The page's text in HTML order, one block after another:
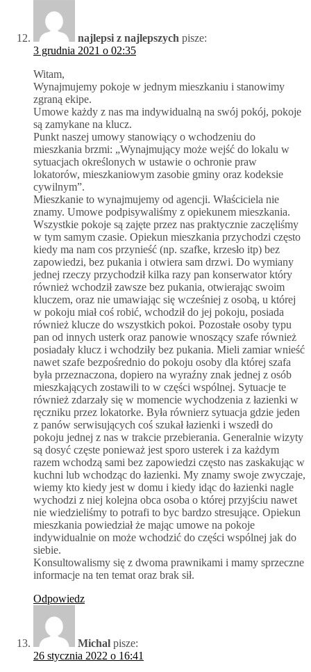
najlepsi z najlepszych pisze:
3 grudnia 2021 o 02:35
Witam,
Wynajmujemy pokoje w jednym mieszkaniu i stanowimy
zgraną ekipe.
Umowe każdy z nas ma indywidualną na swój pokój, pokoje
są zamykane na klucz.
Punkt naszej umowy stanowiący o wchodzeniu do
mieszkania brzmi: „Wynajmujący może wejść do lokalu w
sytuacjach określonych w ustawie o ochronie praw
lokatorów, mieszkaniowym zasobie gminy oraz kodeksie
cywilnym”.
Mieszkanie to wynajmujemy od agencji. Właściciela nie
znamy. Umowe podpisywaliśmy z opiekunem mieszkania.
Wszystkie pokoje są zajęte przez nas praktycznie zaczęliśmy
w tym samym czasie. Opiekun mieszkania przychodzi często
kiedy ma nam cos przynieść (np. szafke, krzesło itp) bez
zapowiedzi, bez pukania i otwiera sam drzwi. Do wymiany
jednej rzeczy przychodził kilka razy pan konserwator który
również wchodził zawsze bez pukania, otwierając swoim
kluczem, oraz nie umawiając się wcześniej z osobą, u której
w pokoju miał coś robić, wchodził do jej pokoju, posiada
również klucze do wszystkich pokoi. Pozostałe osoby typu
pan od innych usterk oraz panowie wnoszący szafe również
posiadały klucz i wchodziły bez pukania. Mieli zamiar wnieść
nawet szafe bezpośrednio do pokoju osoby dla której szafa
była przeznaczona, dopiero na wyraźny znak jednej z osób
mieszkających zostawili to w części wspólnej. Sytuacje te
również zdarzały się w momencie wychodzenia z łazienki w
ręczniku przez lokatorke. Była równierz sytuacja gdzie jeden
z panów serwisujących coś szukał łazienki i wszedł do
pokoju jednej z nas w trakcie przebierania. Generalnie wizyty
są dosyć częste ponieważ jest sporo usterek i za każdym
razem wchodzą sami bez zapowiedzi często nas zaskakując w
kuchni lub wchodząc do łazienki. My znamy swoje zwyczaje,
wiemy kto kiedy jest w domu i kiedy idąc do łazienki nagle
wychodzi z niej kolejna obca osoba o której przyjściu nawet
nie wiedzieliśmy to potrafi to byc bardzo stresujące. Opiekun
mieszkania powiedział że mając umowe na pokoje
indywidualnie on może wchodzić do części wspólnej jak do
siebie.
Konsultowalismy się z dwoma prawnikami i mamy sprzeczne
informacje na ten temat oraz brak sił.
Odpowiedz
Michal pisze:
26 stycznia 2022 o 16:41